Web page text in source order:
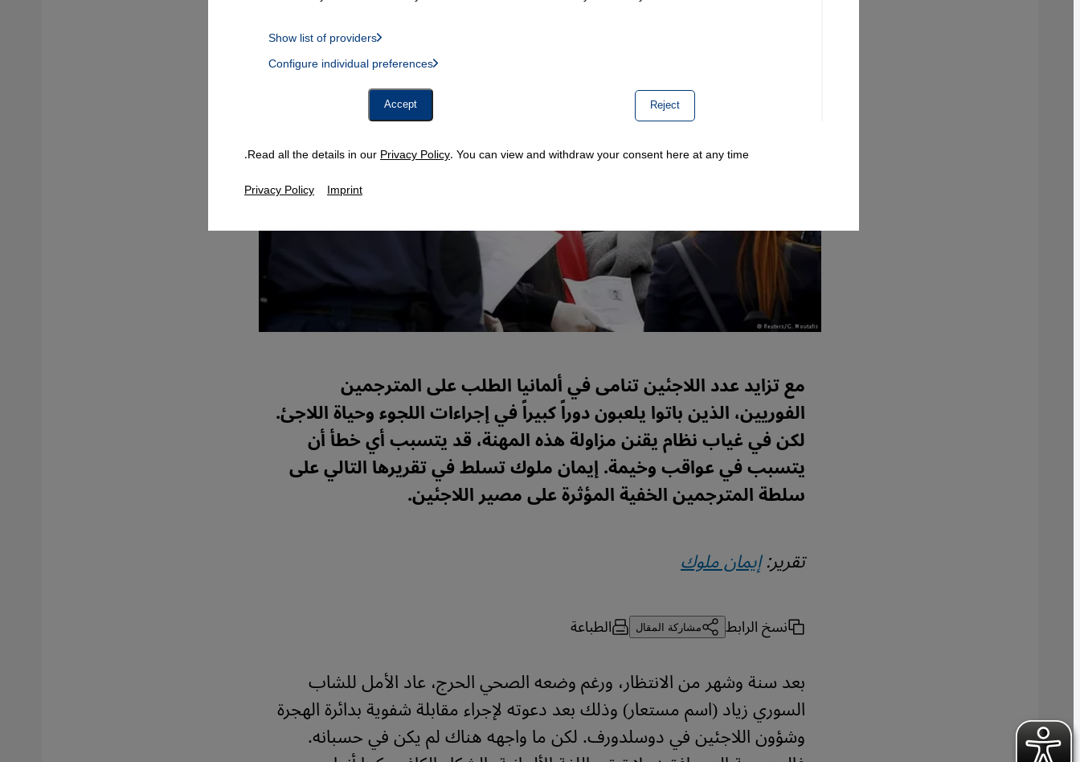
مع تزايد عدد اللاجئين تنامى في ألمانيا الطلب على المترجمين
الفوريين، الذين باتوا يلعبون دوراً كبيراً في إجراءات اللجوء وحياة اللاجئ.
لكن في غياب نظام يقنن مزاولة هذه المهنة، قد يتسبب أي خطأ أن
يتسبب في عواقب وخيمة. إيمان ملوك تسلط في تقريرها التالي على
سلطة المترجمين الخفية المؤثرة على مصير اللاجئين.
تقرير:إيمان ملوك
نسخ الرابط مشاركة المقال الطباعة
بعد سنة وشهر من الانتظار، ورغم وضعه الصحي الحرج، عاد الأمل للشاب
السوري زياد (اسم مستعار) وذلك بعد دعوته لإجراء مقابلة شفوية بدائرة الهجرة
وشؤون اللاجئين في دوسلدورف. لكن ما واجهه هناك لم يكن في حسبانه.
Reject
Show list of providers
Google Maps Embed, Google Tag Manager, Instagram Embed, Twitter Embed, Youtube Embed
Configure individual preferences
Accept
Read all the details in ourPrivacy Policy. You can view and withdraw your consent here at any time.
Privacy Policy Imprint